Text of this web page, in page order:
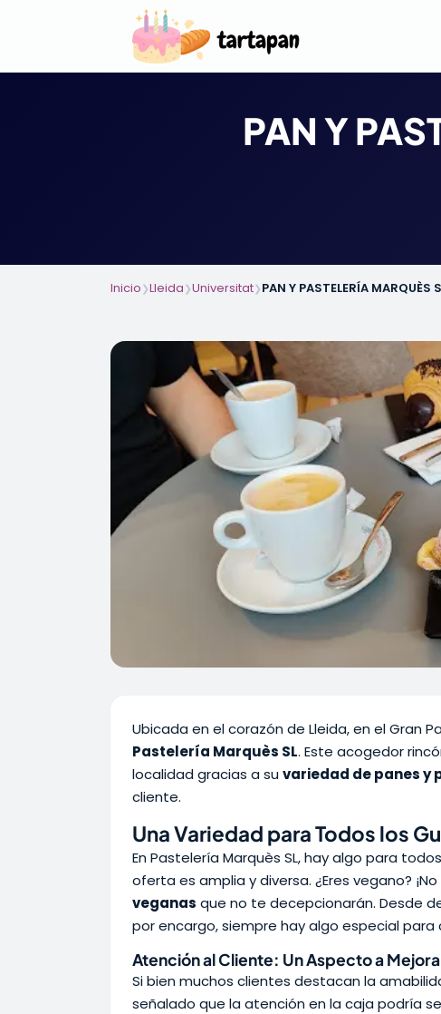
PAN Y
Inicio❯Lleida❯Universitat❯PAN Y PASTELERÍA MARQUÈS
Ubicada en el corazón de Lleida, en el Gran
Pastelería Marquès SL. Este acogedor
localidad gracias a su variedad de panes y
cliente.
Una Variedad para Todos los
En Pastelería Marquès SL, hay algo para
oferta es amplia y diversa. ¿Eres vegano?
veganas que no te decepcionarán. Desde
por encargo, siempre hay algo especial para
Atención al Cliente: Un Aspecto a
Si bien muchos clientes destacan la
señalado que la atención en la caja podría